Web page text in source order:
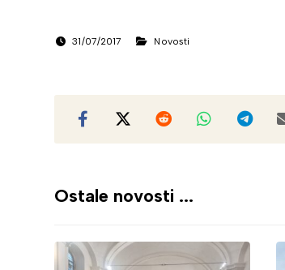
31/07/2017 Novosti
Ostale novosti ...